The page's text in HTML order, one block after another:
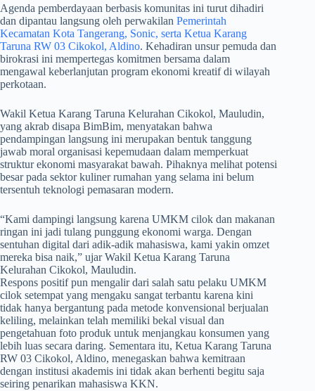
​Agenda pemberdayaan berbasis komunitas ini turut dihadiri
dan dipantau langsung oleh perwakilan Pemerintah
Kecamatan Kota Tangerang, Sonic, serta Ketua Karang
Taruna RW 03 Cikokol, Aldino. Kehadiran unsur pemuda dan
birokrasi ini mempertegas komitmen bersama dalam
mengawal keberlanjutan program ekonomi kreatif di wilayah
perkotaan.
​Wakil Ketua Karang Taruna Kelurahan Cikokol, Mauludin,
yang akrab disapa BimBim, menyatakan bahwa
pendampingan langsung ini merupakan bentuk tanggung
jawab moral organisasi kepemudaan dalam memperkuat
struktur ekonomi masyarakat bawah. Pihaknya melihat potensi
besar pada sektor kuliner rumahan yang selama ini belum
tersentuh teknologi pemasaran modern.
​“Kami dampingi langsung karena UMKM cilok dan makanan
ringan ini jadi tulang punggung ekonomi warga. Dengan
sentuhan digital dari adik-adik mahasiswa, kami yakin omzet
mereka bisa naik,” ujar Wakil Ketua Karang Taruna
Kelurahan Cikokol, Mauludin.
​Respons positif pun mengalir dari salah satu pelaku UMKM
cilok setempat yang mengaku sangat terbantu karena kini
tidak hanya bergantung pada metode konvensional berjualan
keliling, melainkan telah memiliki bekal visual dan
pengetahuan foto produk untuk menjangkau konsumen yang
lebih luas secara daring. Sementara itu, Ketua Karang Taruna
RW 03 Cikokol, Aldino, menegaskan bahwa kemitraan
dengan institusi akademis ini tidak akan berhenti begitu saja
seiring penarikan mahasiswa KKN.